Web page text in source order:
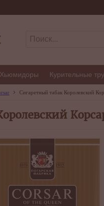
Хьюмидоры Курительные
Сигаретный табак Королевский